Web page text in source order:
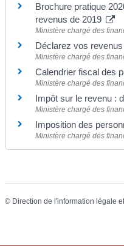
Brochure pratique
revenus de 2019
Ministère chargé des
Déclarez vos
Ministère chargé des
Calendrier fiscal des
Ministère chargé des
Impôt sur le revenu :
Ministère chargé des
Imposition des
Ministère chargé des
© Direction de l'information légale